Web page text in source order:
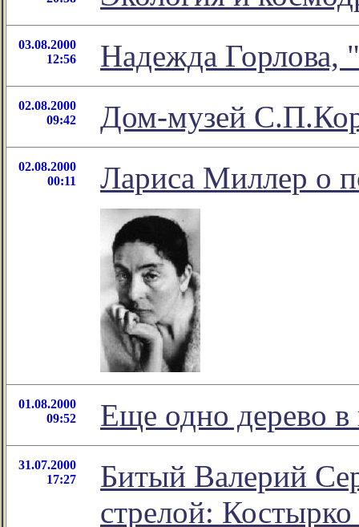
03.08.2000
12:56
Надежда Горлова,
02.08.2000
09:42
Дом-музей
02.08.2000
00:11
Лариса Миллер о
01.08.2000
09:52
Еще одно дерево
31.07.2000
17:27
Битый Валерий
стрелой: